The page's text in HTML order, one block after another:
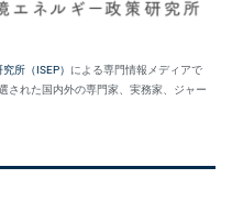
所（ISEP） による専門情報メディアで
された国内外の専門家、実務家、ジャー